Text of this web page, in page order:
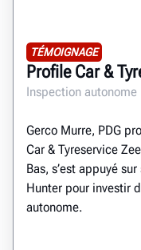
TÉMOIGNAGE
Profile Car &
Inspection autonome
Gerco Murre, PDG
Car & Tyreservice
Bas, s’est appuyé
Hunter pour investir
autonome.